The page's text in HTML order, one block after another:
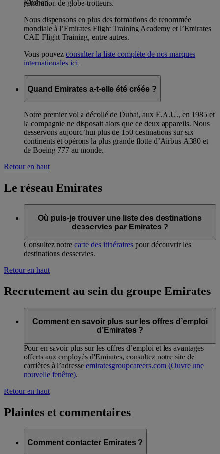
génération de globe-trotteurs.
Kitchen.
Nous dispensons en plus des formations de renommée
mondiale à l’Emirates Flight Training Academy et l’Emirates
CAE Flight Training, entre autres.
Vous pouvez consulter la liste complète de nos marques
internationales ici.
Quand Emirates a-t-elle été créée ?
Notre premier vol a décollé de Dubai, aux E.A.U., en 1985 et
la compagnie ne disposait alors que de deux appareils. Nous
desservons aujourd’hui plus de 150 destinations sur six
continents et opérons la plus grande flotte d’Airbus A380 et
de Boeing 777 au monde.
Retour en haut
Le réseau Emirates
Où puis-je trouver une liste des destinations
desservies par Emirates ?
Consultez notre carte des itinéraires pour découvrir les
destinations desservies.
Retour en haut
Recrutement au sein du groupe Emirates
Comment en savoir plus sur les offres d’emploi
d’Emirates ?
Pour en savoir plus sur les offres d’emploi et les avantages
offerts aux employés d'Emirates, consultez notre site de
carrières à l’adresse emiratesgroupcareers.com (Ouvre une
nouvelle fenêtre).
Retour en haut
Plaintes et commentaires
Comment contacter Emirates ?